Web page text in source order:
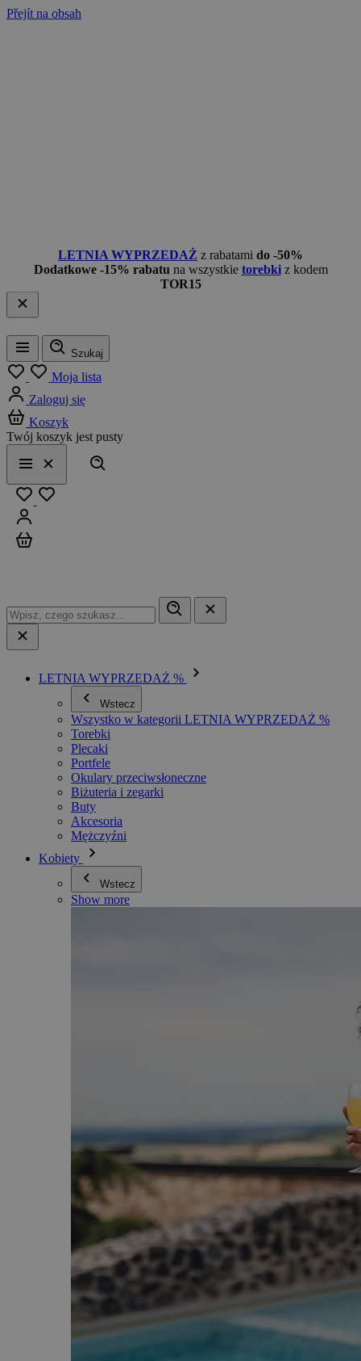
Přejít na obsah
LETNIA WYPRZEDAŻ z rabatami do -50%
Dodatkowe -15% rabatu na wszystkie torebkiz kodem
TOR15
Menu
Szukaj
Moja lista
Zaloguj się
Koszyk
Twój koszyk jest pusty
Menu
Zamknij
LETNIA WYPRZEDAŻ %
Wstecz
Wszystko w kategorii LETNIA WYPRZEDAŻ %
Torebki
Plecaki
Portfele
Okulary przeciwsłoneczne
Biżuteria i zegarki
Buty
Akcesoria
Mężczyźni
Kobiety
Wstecz
Show more